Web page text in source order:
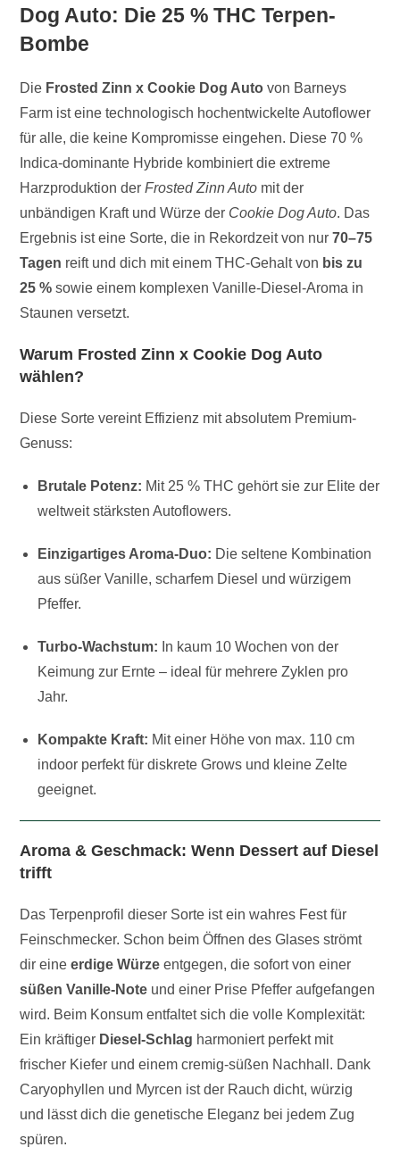
Dog Auto: Die 25 % THC Terpen-
Bombe
Die Frosted Zinn x Cookie Dog Auto von Barneys
Farm ist eine technologisch hochentwickelte Autoflower
für alle, die keine Kompromisse eingehen. Diese 70 %
Indica-dominante Hybride kombiniert die extreme
Harzproduktion derFrosted Zinn Auto mit der
unbändigen Kraft und Würze der Cookie Dog Auto. Das
Ergebnis ist eine Sorte, die in Rekordzeit von nur70–75
Tagen reift und dich mit einem THC-Gehalt von bis zu
25 % sowie einem komplexen Vanille-Diesel-Aroma in
Staunen versetzt.
Warum Frosted Zinn x Cookie Dog Auto
wählen?
Diese Sorte vereint Effizienz mit absolutem Premium-
Genuss:
Brutale Potenz: Mit 25 % THC gehört sie zur Elite der
weltweit stärksten Autoflowers.
Einzigartiges Aroma-Duo: Die seltene Kombination
aus süßer Vanille, scharfem Diesel und würzigem
Pfeffer.
Turbo-Wachstum: In kaum 10 Wochen von der
Keimung zur Ernte – ideal für mehrere Zyklen pro
Jahr.
Kompakte Kraft: Mit einer Höhe von max. 110 cm
indoor perfekt für diskrete Grows und kleine Zelte
geeignet.
Aroma & Geschmack: Wenn Dessert auf Diesel
trifft
Das Terpenprofil dieser Sorte ist ein wahres Fest für
Feinschmecker. Schon beim Öffnen des Glases strömt
dir eineerdige Würze entgegen, die sofort von einer
süßen Vanille-Note und einer Prise Pfeffer aufgefangen
wird. Beim Konsum entfaltet sich die volle Komplexität:
Ein kräftiger Diesel-Schlag harmoniert perfekt mit
frischer Kiefer und einem cremig-süßen Nachhall. Dank
Caryophyllen und Myrcen ist der Rauch dicht, würzig
und lässt dich die genetische Eleganz bei jedem Zug
spüren.